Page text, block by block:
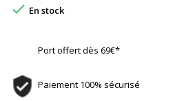
 En stock
Port offert dès 69€*
Paiement 100% sécurisé